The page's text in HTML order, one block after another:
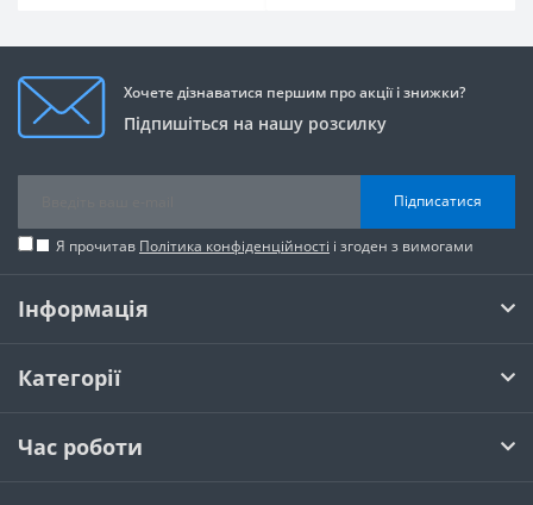
Хочете дізнаватися першим про акції і знижки?
Підпишіться на нашу розсилку
Підписатися
Я прочитав Політика конфіденційності і згоден з вимогами
Інформація
Категорії
Час роботи